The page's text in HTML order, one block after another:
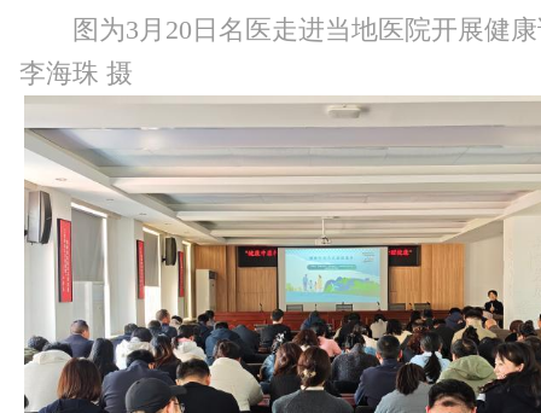
图为3月20日名医走进当地医院开展健
李海珠 摄